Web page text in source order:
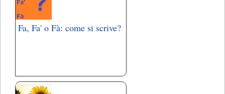
Fa, Fa' o Fà: come si scrive?